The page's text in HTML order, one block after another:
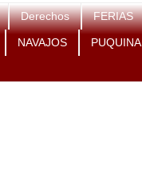
Derechos FERIAS
NAVAJOS PUQUINA